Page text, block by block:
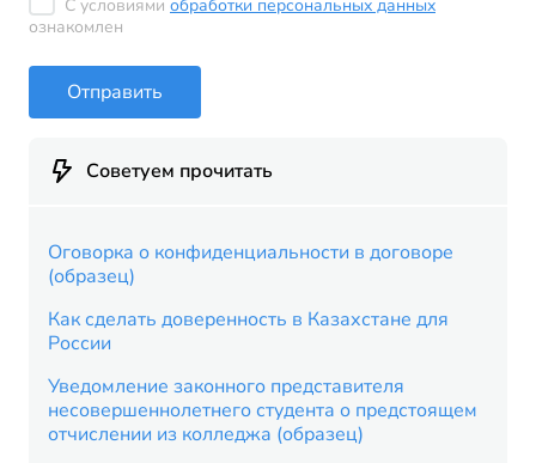
С условиями обработки персональных данных
ознакомлен
Отправить
Советуем прочитать
Оговорка о конфиденциальности в договоре
(образец)
Как сделать доверенность в Казахстане для
России
Уведомление законного представителя
несовершеннолетнего студента о предстоящем
отчислении из колледжа (образец)